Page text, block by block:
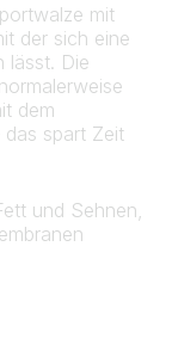
mit
der sich eine
lässt. Die
dem
das spart Zeit
und Sehnen,